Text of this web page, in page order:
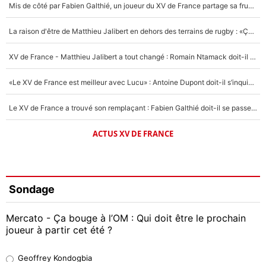
Mis de côté par Fabien Galthié, un joueur du XV de France partage sa frustration : «ils ne me l’ont pas dit tout de suite»
La raison d'être de Matthieu Jalibert en dehors des terrains de rugby : «Ça m'atteint autant que si tu touches à un membre de ma famille»
XV de France - Matthieu Jalibert a tout changé : Romain Ntamack doit-il s’inquiéter pour sa place à un an de la Coupe du monde ?
«Le XV de France est meilleur avec Lucu» : Antoine Dupont doit-il s’inquiéter pour sa place ?
Le XV de France a trouvé son remplaçant : Fabien Galthié doit-il se passer d'Antoine Dupont ?
ACTUS XV DE FRANCE
Sondage
Mercato - Ça bouge à l’OM : Qui doit être le prochain
joueur à partir cet été ?
Geoffrey Kondogbia